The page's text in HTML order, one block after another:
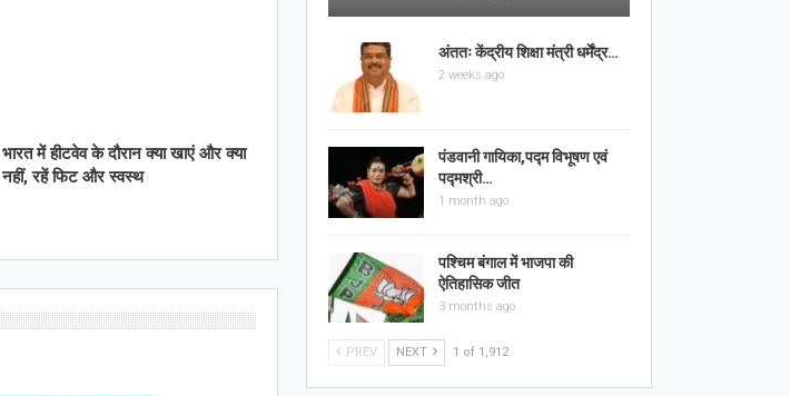
भारत में हीटवेव के दौरान क्या खाएं और क्या
नहीं, रहें फिट और स्वस्थ
अंततः केंद्रीय शिक्षा मंत्री धर्मेंद्र…
2 weeks ago
पंडवानी गायिका,पद्म विभूषण एवं
पद्मश्री…
1 month ago
पश्चिम बंगाल में भाजपा की
ऐतिहासिक जीत
3 months ago
PREV NEXT 1 of 1,912